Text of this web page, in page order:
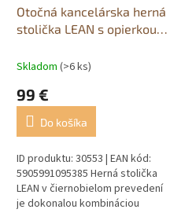
Otočná kancelárska herná
stolička LEAN s opierkou
čiernobiela
Skladom (>6 ks)
99 €
Do košíka
ID produktu: 30553 | EAN kód:
5905991095385 Herná stolička
LEAN v čiernobielom prevedení
je dokonalou kombináciou